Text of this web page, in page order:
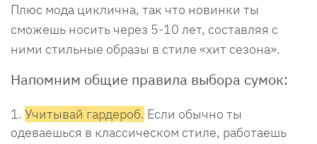
Плюс мода циклична, так что новинки ты
сможешь носить через 5-10 лет, составляя с
ними стильные образы в стиле «хит сезона».
Напомним общие правила выбора сумок:
Учитывай гардероб. Если обычно ты
одеваешься в классическом стиле, работаешь